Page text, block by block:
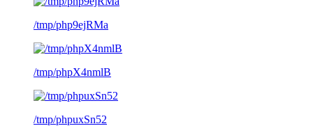
/tmp/php9ejRMa
/tmp/phpX4nmlB
/tmp/phpuxSn52